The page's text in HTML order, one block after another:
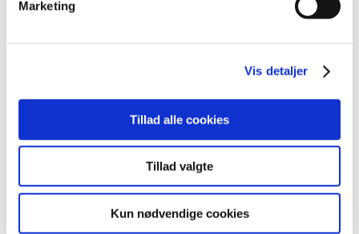
Marketing
Vis detaljer
Tillad alle cookies
Tillad valgte
Kun nødvendige cookies
2013 (45)
2009 (14)
2007 (3)
2005 (2)